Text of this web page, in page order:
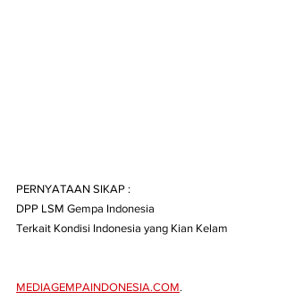
PERNYATAAN SIKAP :
DPP LSM Gempa Indonesia
Terkait Kondisi Indonesia yang Kian Kelam
MEDIAGEMPAINDONESIA.COM.